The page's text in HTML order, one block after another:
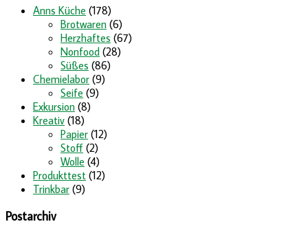
Anns Küche (178)
Brotwaren (6)
Herzhaftes (67)
Nonfood (28)
Süßes (86)
Chemielabor (9)
Seife (9)
Exkursion (8)
Kreativ (18)
Papier (12)
Stoff (2)
Wolle (4)
Produkttest (12)
Trinkbar (9)
Postarchiv